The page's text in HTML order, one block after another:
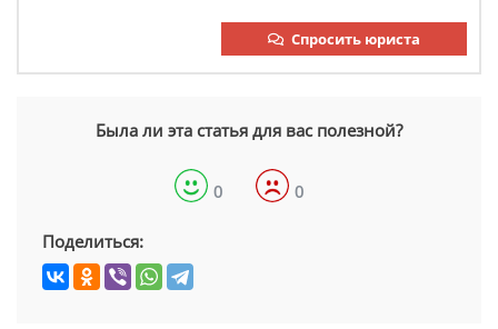
Спросить юриста
Была ли эта статья для вас полезной?
0 0
Поделиться: